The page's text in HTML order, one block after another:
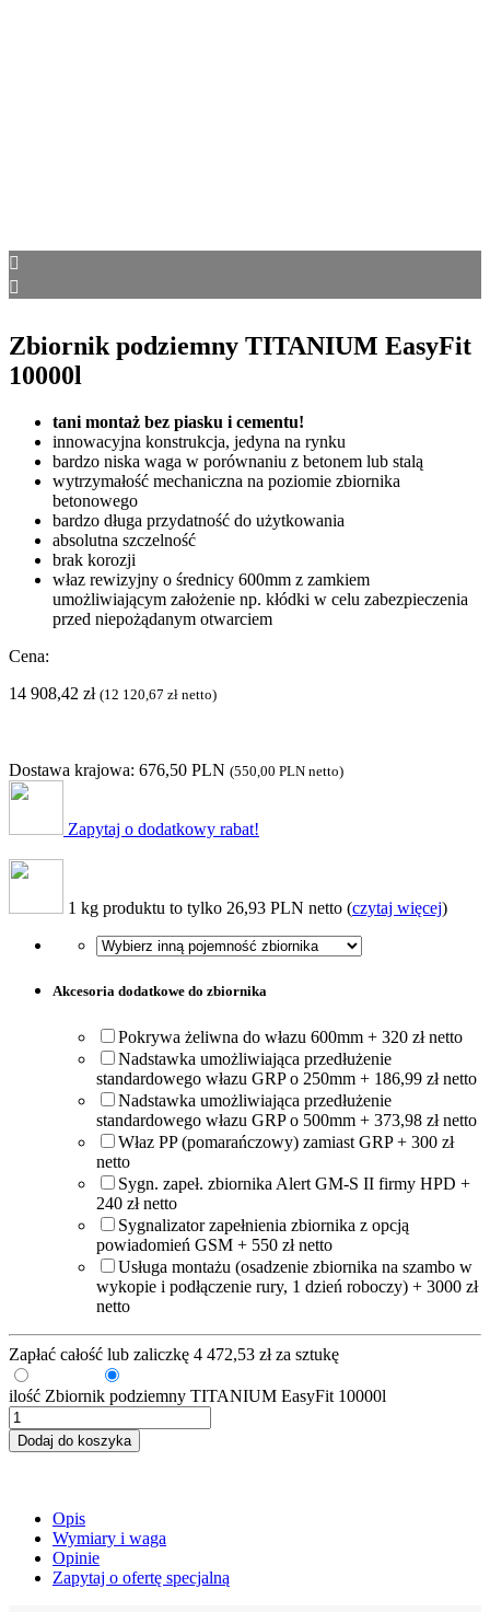
Zbiornik podziemny TITANIUM EasyFit
10000l
tani montaż bez piasku i cementu!
innowacyjna konstrukcja, jedyna na rynku
bardzo niska waga w porównaniu z betonem lub stalą
wytrzymałość mechaniczna na poziomie zbiornika
betonowego
bardzo długa przydatność do użytkowania
absolutna szczelność
brak korozji
właz rewizyjny o średnicy 600mm z zamkiem
umożliwiającym założenie np. kłódki w celu zabezpieczenia
przed niepożądanym otwarciem
Cena:
14 908,42 zł (12 120,67 zł netto)
Dostawa krajowa: 676,50 PLN (550,00 PLN netto)
Zapytaj o dodatkowy rabat!
1 kg produktu to tylko 26,93 PLN netto (czytaj więcej)
Akcesoria dodatkowe do zbiornika
Pokrywa żeliwna do włazu 600mm + 320 zł netto
Nadstawka umożliwiająca przedłużenie
standardowego włazu GRP o 250mm + 186,99 zł netto
Nadstawka umożliwiająca przedłużenie
standardowego włazu GRP o 500mm + 373,98 zł netto
Właz PP (pomarańczowy) zamiast GRP + 300 zł
netto
Sygn. zapeł. zbiornika Alert GM-S II firmy HPD +
240 zł netto
Sygnalizator zapełnienia zbiornika z opcją
powiadomień GSM + 550 zł netto
Usługa montażu (osadzenie zbiornika na szambo w
wykopie i podłączenie rury, 1 dzień roboczy) + 3000 zł
netto
Zapłać całość lub zaliczkę 4 472,53 zł za sztukę
ilość Zbiornik podziemny TITANIUM EasyFit 10000l
Dodaj do koszyka
Opis
Wymiary i waga
Opinie
Zapytaj o ofertę specjalną